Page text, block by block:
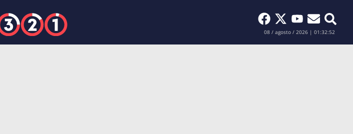
Buscar
08 / agosto / 2026 | 01:32:53